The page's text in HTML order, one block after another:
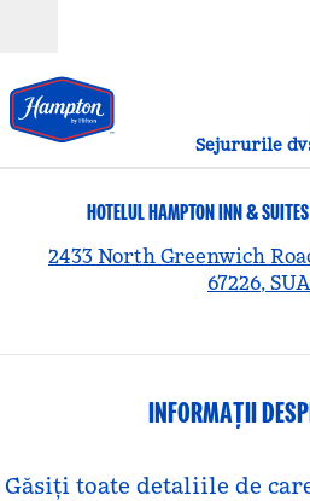
Sejururile
HOTELUL HAMPTON INN &
2433 North Greenwich
67226, SUA
INFORMAȚII
Găsiți toate detaliile de